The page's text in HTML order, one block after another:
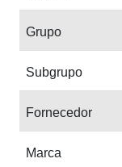
Grupo
Subgrupo
Fornecedor
Marca